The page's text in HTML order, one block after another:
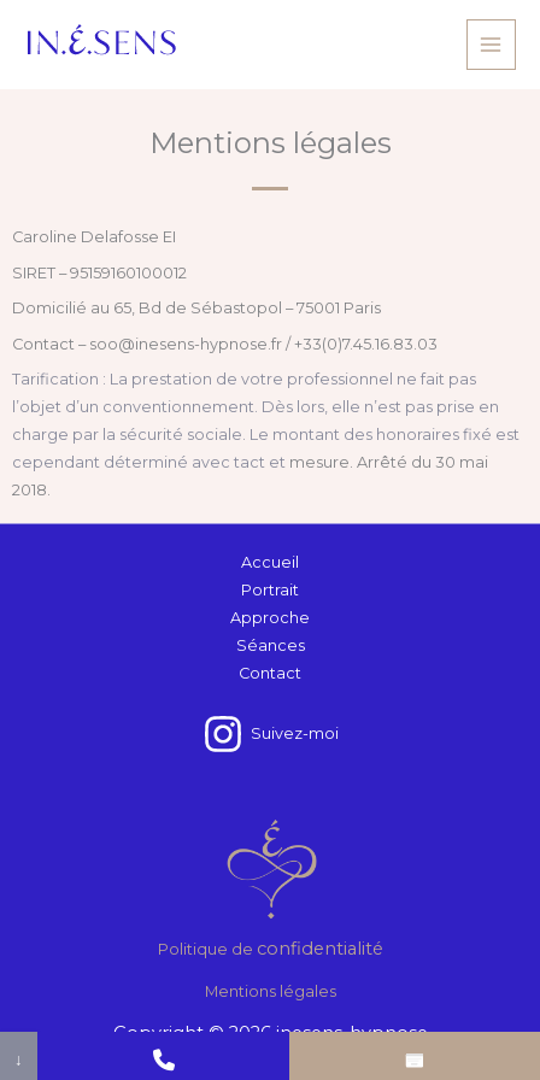
Mentions légales
Caroline Delafosse EI
SIRET – 95159160100012
Domicilié au 65, Bd de Sébastopol – 75001 Paris
Contact – soo@inesens-hypnose.fr / +33(0)7.45.16.83.03
Tarification : La prestation de votre professionnel ne fait pas
l’objet d’un conventionnement. Dès lors, elle n’est pas prise en
charge par la sécurité sociale. Le montant des honoraires fixé est
cependant déterminé avec tact et mesure. Arrêté du 30 mai
2018.
Accueil
Portrait
Approche
Séances
Contact
Suivez-moi
Politique de confidentialité
Mentions légales
Copyright © 2026 inesens-hypnose
↓